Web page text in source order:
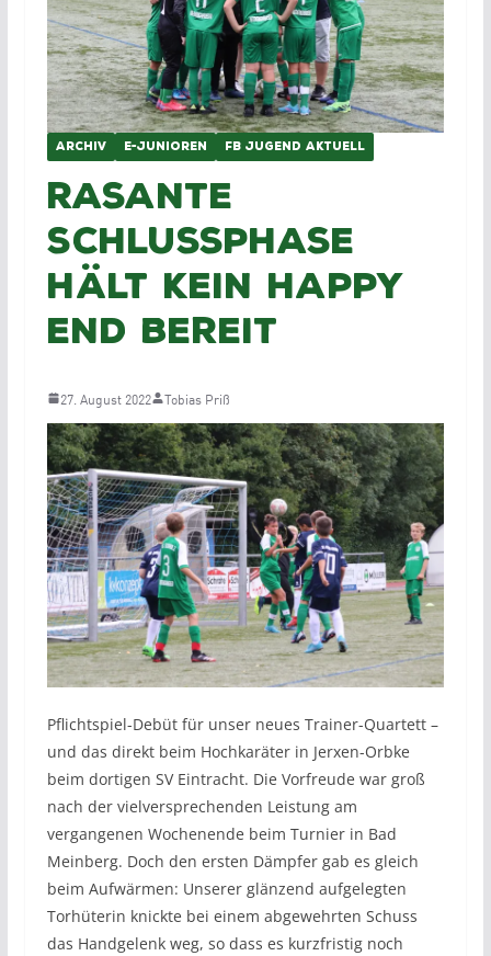
ARCHIV E-JUNIOREN FB JUGEND AKTUELL
Rasante
Schlussphase
hält kein Happy
End bereit
27. August 2022 Tobias Priß
Pflichtspiel-Debüt für unser neues Trainer-Quartett –
und das direkt beim Hochkaräter in Jerxen-Orbke
beim dortigen SV Eintracht. Die Vorfreude war groß
nach der vielversprechenden Leistung am
vergangenen Wochenende beim Turnier in Bad
Meinberg. Doch den ersten Dämpfer gab es gleich
beim Aufwärmen: Unserer glänzend aufgelegten
Torhüterin knickte bei einem abgewehrten Schuss
das Handgelenk weg, so dass es kurzfristig noch